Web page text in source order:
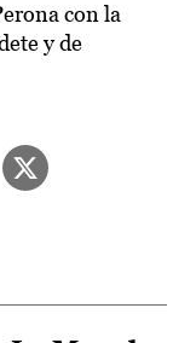
con la
y de